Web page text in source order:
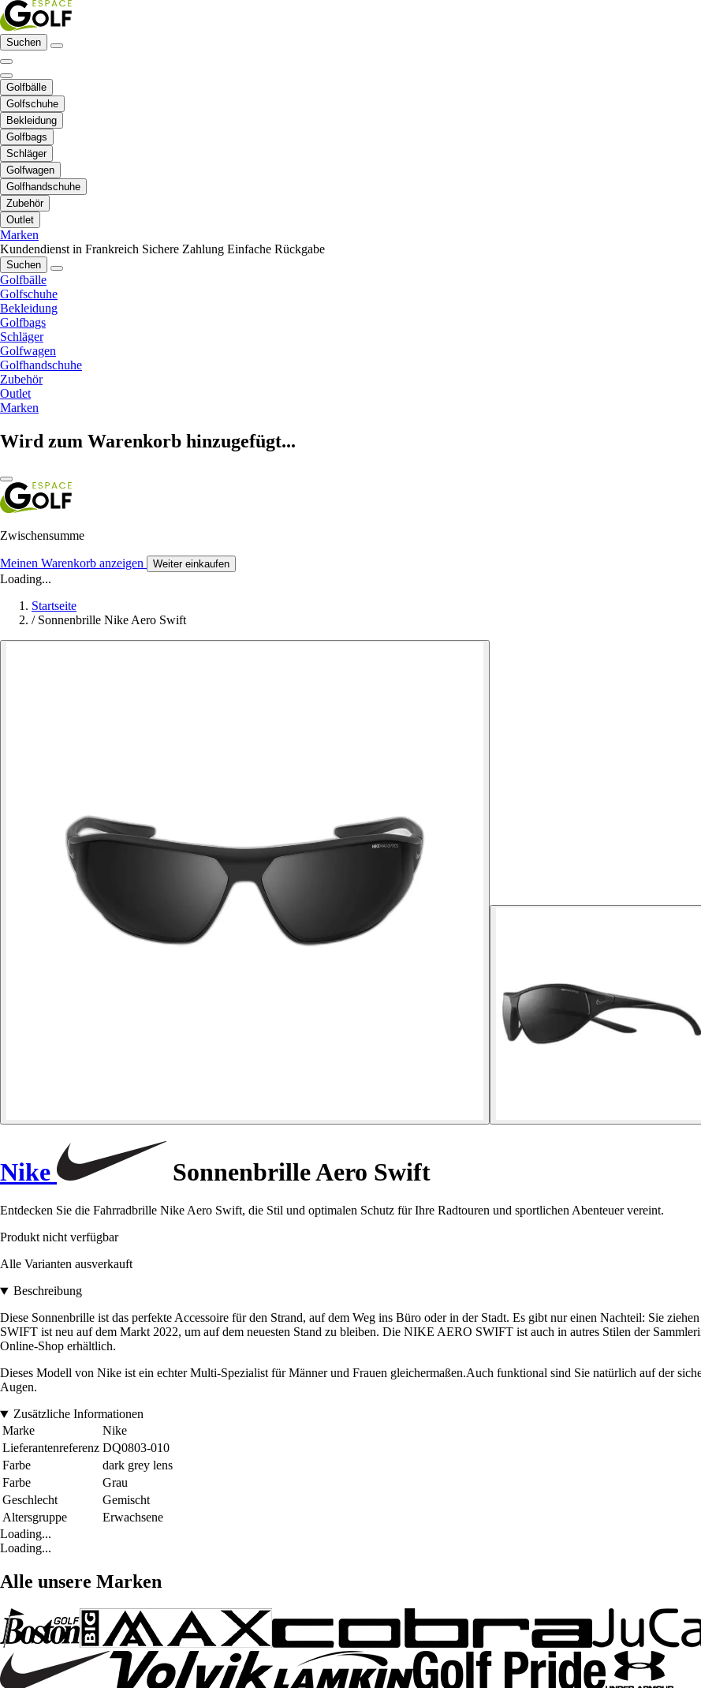
Suchen
Golfbälle
Golfschuhe
Bekleidung
Golfbags
Schläger
Golfwagen
Golfhandschuhe
Zubehör
Outlet
Marken
Kundendienst in Frankreich Sichere Zahlung Einfache Rückgabe
Suchen
Golfbälle
Golfschuhe
Bekleidung
Golfbags
Schläger
Golfwagen
Golfhandschuhe
Zubehör
Outlet
Marken
Wird zum Warenkorb hinzugefügt...
Zwischensumme
Meinen Warenkorb anzeigen Weiter einkaufen
Loading...
Startseite
/ Sonnenbrille Nike Aero Swift
Nike Sonnenbrille Aero Swift
Entdecken Sie die Fahrradbrille Nike Aero Swift, die Stil und optimalen Schutz für Ihre Radtouren und sportlichen Abenteuer vereint.
Produkt nicht verfügbar
Alle Varianten ausverkauft
Beschreibung
Diese Sonnenbrille ist das perfekte Accessoire für den Strand, auf dem Weg ins Büro oder in der Stadt. Es gibt nur einen Nachteil: Sie
SWIFT ist neu auf dem Markt 2022, um auf dem neuesten Stand zu bleiben. Die NIKE AERO SWIFT ist auch in autres Stilen der
Online-Shop erhältlich.
Dieses Modell von Nike ist ein echter Multi-Spezialist für Männer und Frauen gleichermaßen.Auch funktional sind Sie natürlich auf der
Augen.
Zusätzliche Informationen
Marke
Nike
Lieferantenreferenz DQ0803-010
Farbe
dark grey lens
Farbe
Grau
Geschlecht
Gemischt
Altersgruppe
Erwachsene
Loading...
Loading...
Alle unsere Marken